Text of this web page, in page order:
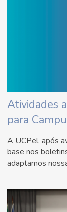
Atividades
para
A UCPel, após
base nos
adaptamos